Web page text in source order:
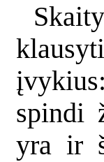
spindi
yra ir